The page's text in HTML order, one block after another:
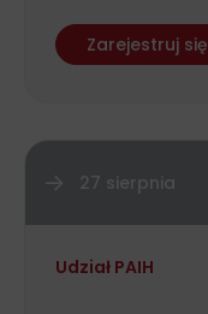
Zarejestruj się
27 sierpnia
Udział PAIH